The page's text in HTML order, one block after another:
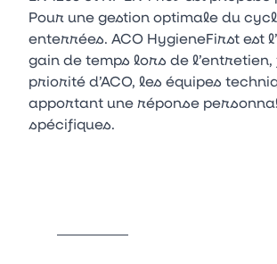
Pour une gestion optimale du
enterrées. ACO HygieneFirst est
gain de temps lors de
priorité d’ACO, les équipes
apportant une réponse
spécifiques.